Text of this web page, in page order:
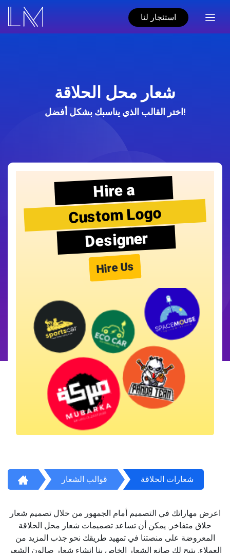
استئجار لنا
شعار محل الحلاقة
اختر القالب الذي يناسبك بشكل أفضل!
Hire a
Custom Logo
Designer
Hire Us
قوالب الشعار شعارات الحلاقة
اعرض مهاراتك في التصميم أمام الجمهور من خلال تصميم شعار
حلاق متفاخر. يمكن أن تساعد تصميمات شعار محل الحلاقة
المعروضة على منصتنا في تمهيد طريقك نحو جذب المزيد من
العملاء. يتيح لك صانع الشعار الخاص بنا إنشاء شعار صالون الشعر